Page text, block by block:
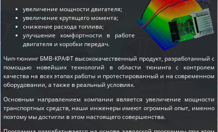
увеличение мощности двигателя;
увеличение крутящего момента;
снижение расхода топлива;
улучшение комфортности в работе
двигателя и коробки передач.
Чип-тюнинг БМВ-КРАФТ высококачественный продукт, разработанный с
помощью новейших технологий в области тюнинга с контролем
качества на всех этапах работы и протестированный и на современном
оборудовании, а также в реальный условиях.
Основным направлением компании является увеличение мощности
транспортных средств, наши инженеры имеют огромный опыт, именно
поэтому мы достигли в этом настоящего совершенства.